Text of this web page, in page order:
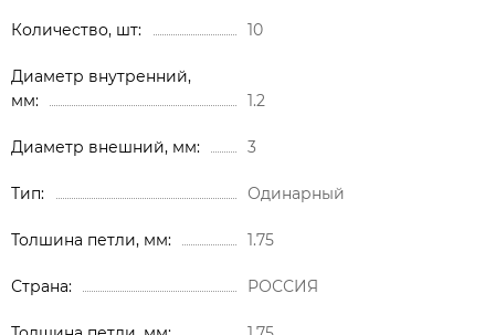
Количество, шт 10
Диаметр внутренний,
мм
1.2
Диаметр внешний, мм 3
Тип Одинарный
Толшина петли, мм 1.75
Страна РОССИЯ